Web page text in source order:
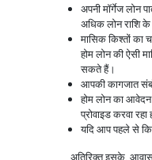
अपनी मॉर्गेज लोन
अधिक लोन राशि के
मासिक किश्तों का
होम लोन की ऐसी
सकते हैं।
आपकी कागजात
होम लोन का
प्रोवाइड करवा रहा
यदि आप पहले से
अतिरिक्त इसके,